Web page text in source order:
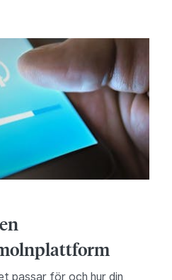
passar för och hur din